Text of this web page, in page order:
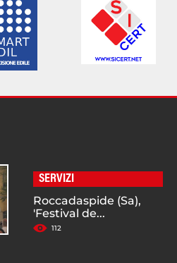
SERVIZI
Roccadaspide (Sa),
'Festival de...
112